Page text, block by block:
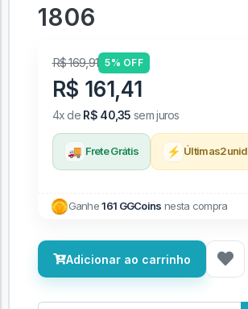
1806
R$ 169,91 5% OFF
R$ 161,41
4x de R$ 40,35 sem juros
🚚 Frete Grátis ⚡ Últimas2
Ganhe161 GGCoins nesta compra
Adicionar ao carrinho